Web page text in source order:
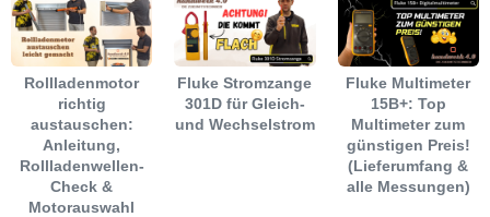
Rollladenmotor
richtig
austauschen:
Anleitung,
Rollladenwellen-
Check &
Motorauswahl
Fluke Stromzange
301D für Gleich-
und Wechselstrom
Fluke Multimeter
15B+: Top
Multimeter zum
günstigen Preis!
(Lieferumfang &
alle Messungen)